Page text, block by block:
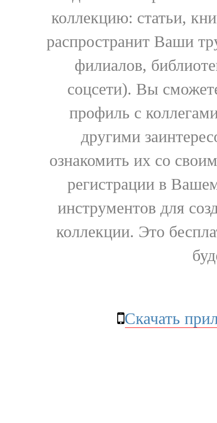
коллекцию: статьи,
распространит Ваши
филиалов,
соцсети). Вы
профиль с
другими
ознакомить их со
регистрации в
инструментов для
коллекции. Это
Скачать